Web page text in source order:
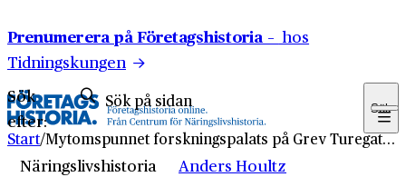
Prenumerera på Företagshistoria – hos
Tidningskungen
Sök
efter:
Sök
Start/ Myt­omspunnet forsknings­palats på Grev Turegatan
Näringslivshistoria
Anders Houltz